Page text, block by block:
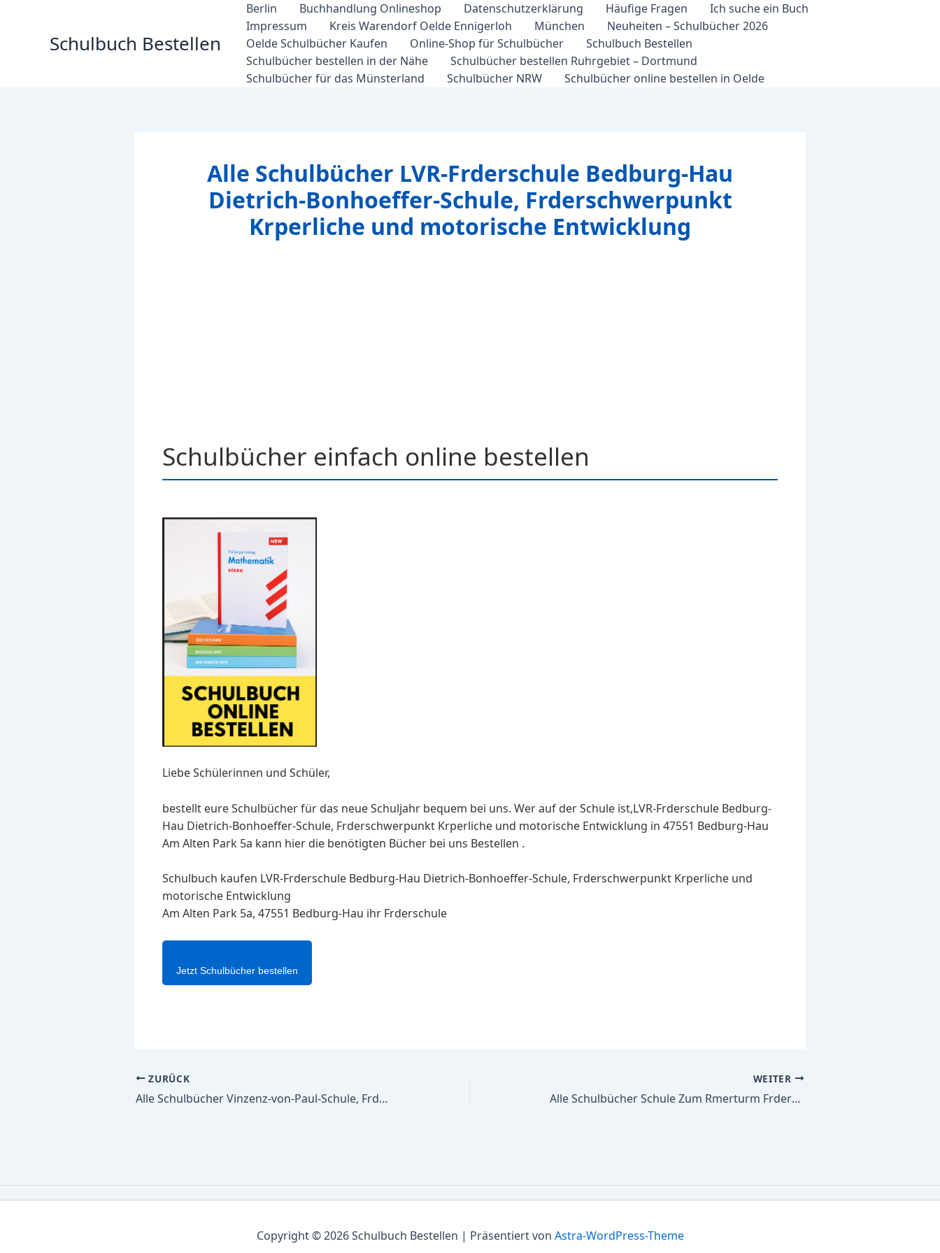
Schulbuch Bestellen
Berlin Buchhandlung Onlineshop Datenschutzerklärung Häufige Fragen
Ich suche ein Buch
Impressum
Kreis Warendorf Oelde Ennigerloh München
Neuheiten – Schulbücher 2026
Oelde Schulbücher Kaufen
Online-Shop für Schulbücher
Schulbuch Bestellen
Schulbücher bestellen in der Nähe
Schulbücher bestellen Ruhrgebiet – Dortmund
Schulbücher für das Münsterland
Schulbücher NRW Schulbücher online bestellen in Oelde
Alle Schulbücher LVR-Frderschule Bedburg-Hau
Dietrich-Bonhoeffer-Schule, Frderschwerpunkt
Krperliche und motorische Entwicklung
Schulbücher einfach online bestellen
Liebe Schülerinnen und Schüler,
bestellt eure Schulbücher für das neue Schuljahr bequem bei uns. Wer auf der Schule ist,LVR-Frderschule Bedburg-
Hau Dietrich-Bonhoeffer-Schule, Frderschwerpunkt Krperliche und motorische Entwicklung in 47551 Bedburg-Hau
Am Alten Park 5a kann hier die benötigten Bücher bei uns Bestellen .
Schulbuch kaufen LVR-Frderschule Bedburg-Hau Dietrich-Bonhoeffer-Schule, Frderschwerpunkt Krperliche und
motorische Entwicklung
Am Alten Park 5a, 47551 Bedburg-Hau ihr Frderschule
Jetzt Schulbücher bestellen
ZURÜCK
Alle Schulbücher Vinzenz-von-Paul-Schule, Frderschule des Kr. Warendorf, Frderschwerpunkt Geistige Entwicklung, Primar- und Sek.I
WEITER
Alle Schulbücher Schule Zum Rmerturm Frderschule des Rhein-Erft-Kreises mit dem Frderschwerpunkt Geistige Entwicklung
Copyright © 2026 Schulbuch Bestellen | Präsentiert von Astra-WordPress-Theme